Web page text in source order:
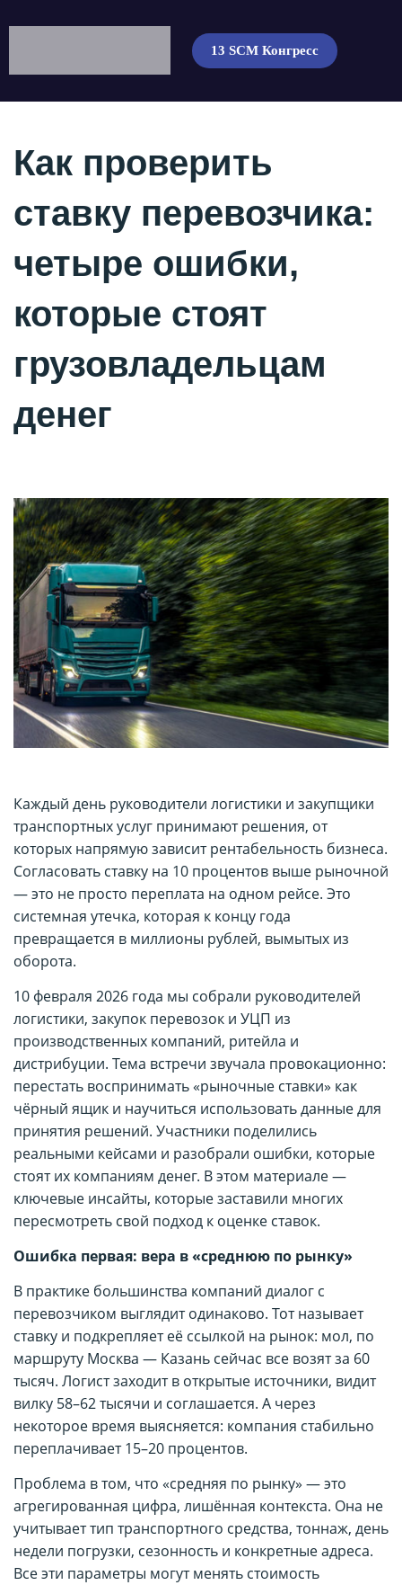
13 SCM Конгресс
Как проверить
ставку перевозчика:
четыре ошибки,
которые стоят
грузовладельцам
денег
Каждый день руководители логистики и закупщики
транспортных услуг принимают решения, от
которых напрямую зависит рентабельность бизнеса.
Согласовать ставку на 10 процентов выше рыночной
— это не просто переплата на одном рейсе. Это
системная утечка, которая к концу года
превращается в миллионы рублей, вымытых из
оборота.
10 февраля 2026 года мы собрали руководителей
логистики, закупок перевозок и УЦП из
производственных компаний, ритейла и
дистрибуции. Тема встречи звучала провокационно:
перестать воспринимать «рыночные ставки» как
чёрный ящик и научиться использовать данные для
принятия решений. Участники поделились
реальными кейсами и разобрали ошибки, которые
стоят их компаниям денег. В этом материале —
ключевые инсайты, которые заставили многих
пересмотреть свой подход к оценке ставок.
Ошибка первая: вера в «среднюю по рынку»
В практике большинства компаний диалог с
перевозчиком выглядит одинаково. Тот называет
ставку и подкрепляет её ссылкой на рынок: мол, по
маршруту Москва — Казань сейчас все возят за 60
тысяч. Логист заходит в открытые источники, видит
вилку 58–62 тысячи и соглашается. А через
некоторое время выясняется: компания стабильно
переплачивает 15–20 процентов.
Проблема в том, что «средняя по рынку» — это
агрегированная цифра, лишённая контекста. Она не
учитывает тип транспортного средства, тоннаж, день
недели погрузки, сезонность и конкретные адреса.
Все эти параметры могут менять стоимость